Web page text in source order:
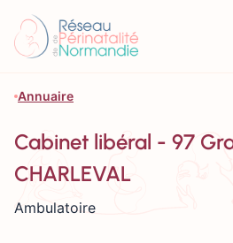
Annuaire
Cabinet libéral - 97
CHARLEVAL
Ambulatoire